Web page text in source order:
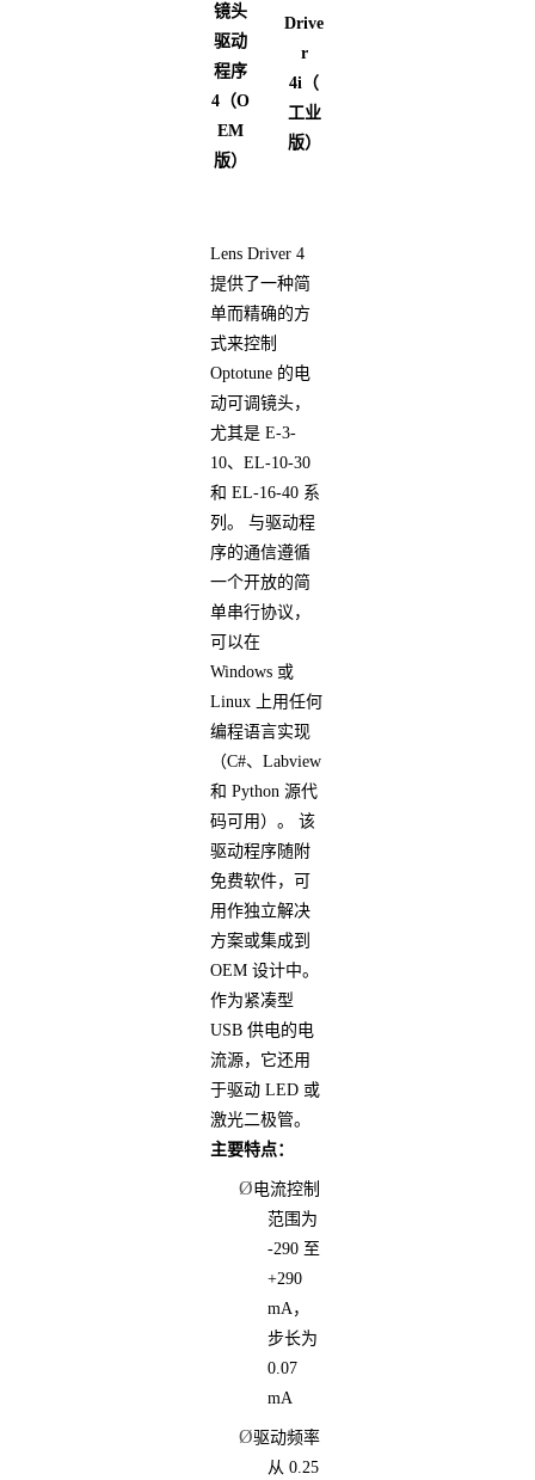
镜头
驱动
程序
4（O
EM
版）
Drive
r
4i（
工业
版）
Lens Driver 4
提供了一种简
单而精确的方
式来控制
Optotune 的电
动可调镜头，
尤其是 E-3-
10、EL-10-30
和 EL-16-40 系
列。 与驱动程
序的通信遵循
一个开放的简
单串行协议，
可以在
Windows 或
Linux 上用任何
编程语言实现
（C#、Labview
和 Python 源代
码可用）。 该
驱动程序随附
免费软件，可
用作独立解决
方案或集成到
OEM 设计中。
作为紧凑型
USB 供电的电
流源，它还用
于驱动 LED 或
激光二极管。
主要特点：
Ø电流控制
范围为
-290 至
+290
mA，
步长为
0.07
mA
Ø驱动频率
从 0.25